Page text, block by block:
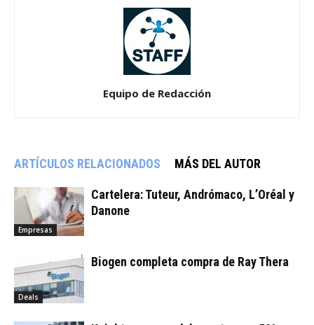
Equipo de Redacción
ARTÍCULOS RELACIONADOS MÁS DEL AUTOR
Empresas
Cartelera: Tuteur, Andrómaco, L’Oréal y
Danone
Deals
Biogen completa compra de Ray Thera